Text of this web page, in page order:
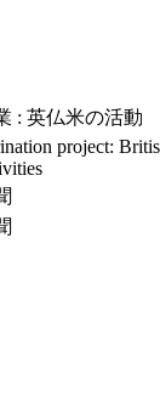
: 英仏米の活動
project: